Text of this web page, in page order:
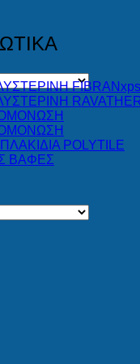
FIBRANxps
POLYTILE
ΒΑΦΕΣ